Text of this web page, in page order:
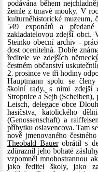
podávána během
žemle z tmavé mouky. V
kulturněhistorické muzeum,
549 exponátů a
zakladatelovou zdejší obci.
Steinko obecní archiv -
dost ocenitelná. Dobře
ředitele ve zdejších
čestném občanství
2. prosince ve tři hodiny
Hauptmann spolu se
školní rady, s nimi zdejší
Stropnice a Šejb
Leisch, delegace obce
hasičstva, katolického
(Genossenschaft) a
příbytku oslavencova. Tam
nově jmenovaného
Theobald Bauerobrátil s
zdůraznil jeho bohaté
vzpomněl mnohostrannou
jako ředitel školy, jako